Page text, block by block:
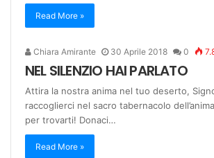
Read More »
Chiara Amirante 30 Aprile 2018 0
NEL SILENZIO HAI PARLATO
Attira la nostra anima nel tuo deserto,
raccoglierci nel sacro tabernacolo
per trovarti! Donaci…
Read More »